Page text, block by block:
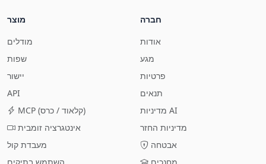
מוצר
מודלים
שפות
יישור
API
MCP (קלאוד / כרס)
אינטגרציה זומבית
מעבדת קול
חברה
אודות
מגע
פרטיות
תנאים
מדיניות AI
מדיניות החזר
אבטחה